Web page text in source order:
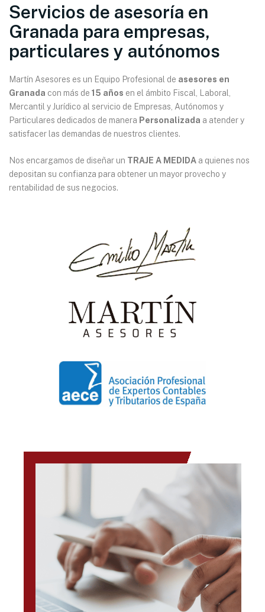
Servicios de asesoría en
Granada para empresas,
particulares y autónomos
Martín Asesores es un Equipo Profesional de asesores en
Granada con más de 15 años en el ámbito Fiscal, Laboral,
Mercantil y Jurídico al servicio de Empresas, Autónomos y
Particulares dedicados de manera Personalizada a atender y
satisfacer las demandas de nuestros clientes.
Nos encargamos de diseñar un TRAJE A MEDIDA a quienes nos
depositan su confianza para obtener un mayor provecho y
rentabilidad de sus negocios.